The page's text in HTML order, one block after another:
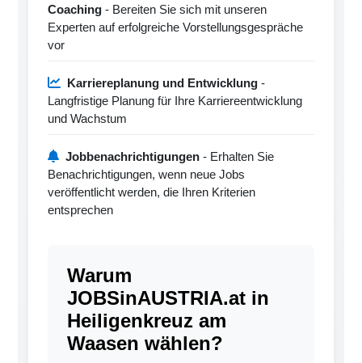
Coaching - Bereiten Sie sich mit unseren
Experten auf erfolgreiche Vorstellungsgespräche
vor
Karriereplanung und Entwicklung -
Langfristige Planung für Ihre Karriereentwicklung
und Wachstum
Jobbenachrichtigungen - Erhalten Sie
Benachrichtigungen, wenn neue Jobs
veröffentlicht werden, die Ihren Kriterien
entsprechen
Warum
JOBSinAUSTRIA.at in
Heiligenkreuz am
Waasen wählen?